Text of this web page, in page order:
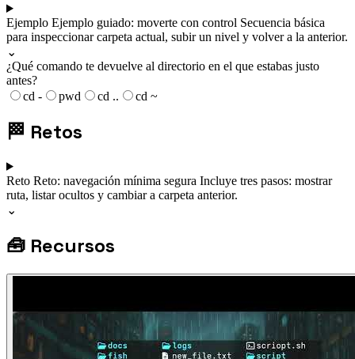
Ejemplo Ejemplo guiado: moverte con control Secuencia básica
para inspeccionar carpeta actual, subir un nivel y volver a la anterior.
⌄
¿Qué comando te devuelve al directorio en el que estabas justo
antes?
cd -
pwd cd .. cd ~
🏁 Retos
Reto Reto: navegación mínima segura Incluye tres pasos: mostrar
ruta, listar ocultos y cambiar a carpeta anterior.
⌄
🧰 Recursos